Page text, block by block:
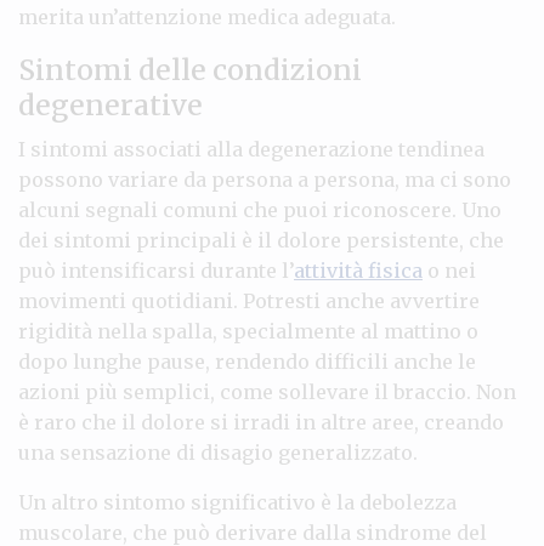
merita un’attenzione medica adeguata.
Sintomi delle condizioni
degenerative
I sintomi associati alla degenerazione tendinea
possono variare da persona a persona, ma ci sono
alcuni segnali comuni che puoi riconoscere. Uno
dei sintomi principali è il dolore persistente, che
può intensificarsi durante l’attività fisica o nei
movimenti quotidiani. Potresti anche avvertire
rigidità nella spalla, specialmente al mattino o
dopo lunghe pause, rendendo difficili anche le
azioni più semplici, come sollevare il braccio. Non
è raro che il dolore si irradi in altre aree, creando
una sensazione di disagio generalizzato.
Un altro sintomo significativo è la debolezza
muscolare, che può derivare dalla sindrome del